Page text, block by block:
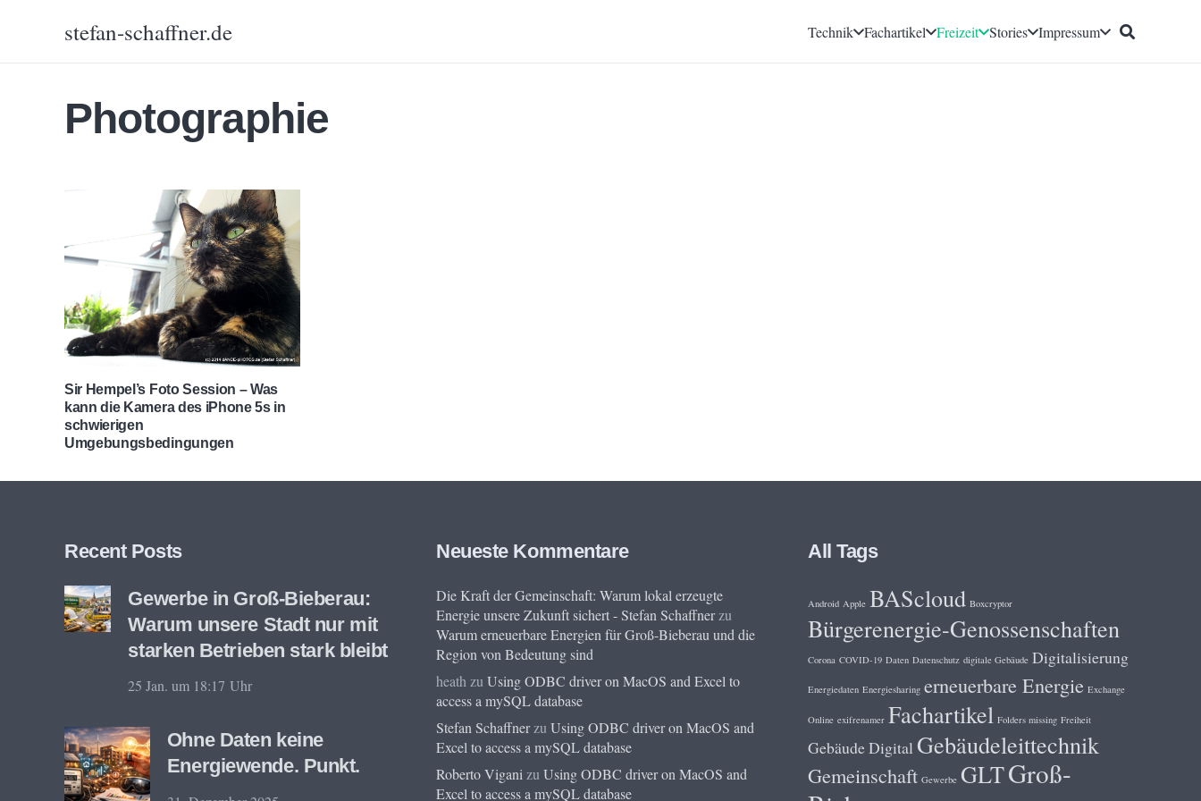
stefan-schaffner.de Technik Fachartikel Freizeit Stories Impressum
Photographie
Sir Hempel’s Foto Session – Was
kann die Kamera des iPhone 5s in
schwierigen
Umgebungsbedingungen
Recent Posts
Gewerbe in Groß-Bieberau:
Warum unsere Stadt nur mit
starken Betrieben stark bleibt
25 Jan. um 18:17 Uhr
Ohne Daten keine
Energiewende. Punkt.
Neueste Kommentare
Die Kraft der Gemeinschaft: Warum lokal erzeugte
Energie unsere Zukunft sichert - Stefan Schaffnerzu
Warum erneuerbare Energien für Groß-Bieberau und die
Region von Bedeutung sind
heathzuUsing ODBC driver on MacOS and Excel to
access a mySQL database
Stefan SchaffnerzuUsing ODBC driver on MacOS and
Excel to access a mySQL database
Roberto ViganizuUsing ODBC driver on MacOS and
Excel to access a mySQL database
All Tags
Android Apple BAScloud Boxcryptor
Bürgerenergie-Genossenschaften
Corona COVID-19 Daten Datenschutz digitale Gebäude Digitalisierung
Energiedaten Energiesharing erneuerbare Energie Exchange
Online exifrenamer Fachartikel Folders missing Freiheit
Gebäude Digital Gebäudeleittechnik
Gemeinschaft Gewerbe GLTGroß-